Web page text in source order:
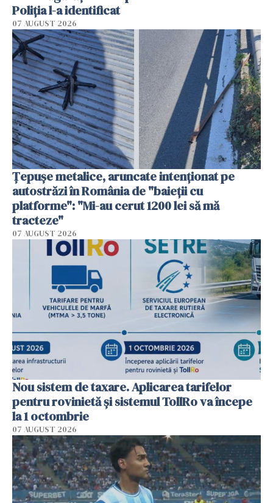
Poliția l-a identificat
07 AUGUST 2026
Țepușe metalice, aruncate intenționat pe
autostrăzi în România de "baieții cu
platforme": "Mi-au cerut 1200 lei să mă
tracteze"
07 AUGUST 2026
Nou sistem de taxare. Aplicarea tarifelor
pentru rovinietă şi sistemul TollRo va începe
la 1 octombrie
07 AUGUST 2026